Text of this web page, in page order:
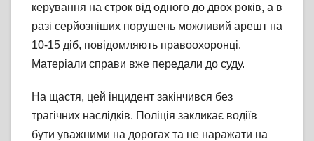
керування на строк від одного до двох років, а в
разі серйозніших порушень можливий арешт на
10-15 діб, повідомляють правоохоронці.
Матеріали справи вже передали до суду.
На щастя, цей інцидент закінчився без
трагічних наслідків. Поліція закликає водіїв
бути уважними на дорогах та не наражати на